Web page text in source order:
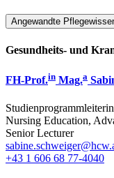
Angewandte
Gesundheits- und
FH-Prof.in Mag.a
Nursing Education,
Senior Lecturer
+43 1 606 68 77-4040